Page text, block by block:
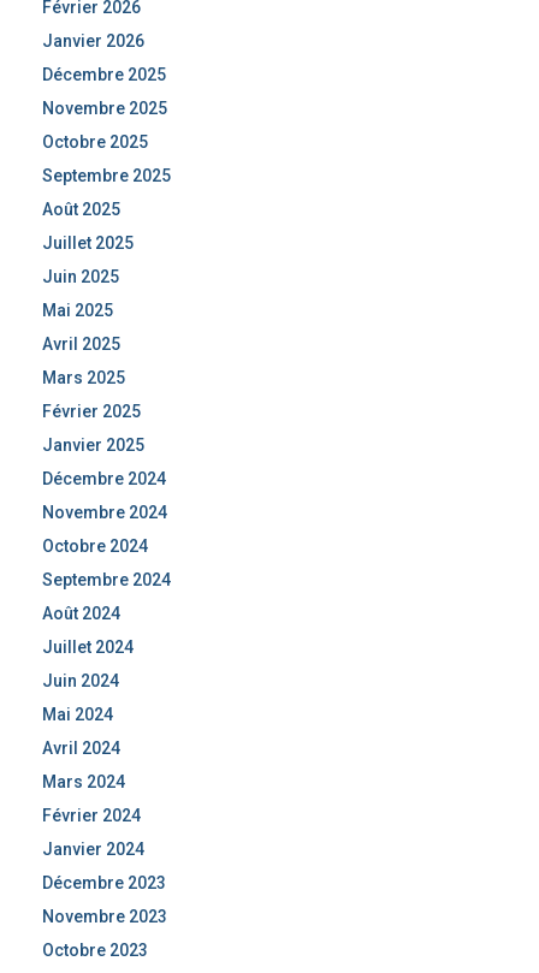
Février 2026
Janvier 2026
Décembre 2025
Novembre 2025
Octobre 2025
Septembre 2025
Août 2025
Juillet 2025
Juin 2025
Mai 2025
Avril 2025
Mars 2025
Février 2025
Janvier 2025
Décembre 2024
Novembre 2024
Octobre 2024
Septembre 2024
Août 2024
Juillet 2024
Juin 2024
Mai 2024
Avril 2024
Mars 2024
Février 2024
Janvier 2024
Décembre 2023
Novembre 2023
Octobre 2023